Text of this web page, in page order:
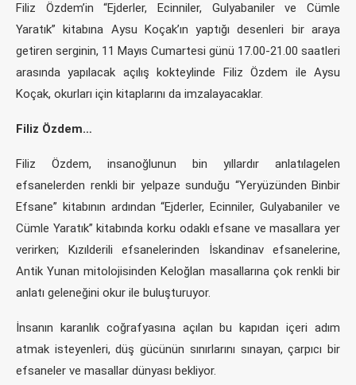
Filiz Özdem’in “Ejderler, Ecinniler, Gulyabaniler ve Cümle
Yaratık” kitabına Aysu Koçak’ın yaptığı desenleri bir araya
getiren serginin, 11 Mayıs Cumartesi günü 17.00-21.00 saatleri
arasında yapılacak açılış kokteylinde Filiz Özdem ile Aysu
Koçak, okurları için kitaplarını da imzalayacaklar.
Filiz Özdem…
Filiz Özdem, insanoğlunun bin yıllardır anlatılagelen
efsanelerden renkli bir yelpaze sunduğu “Yeryüzünden Binbir
Efsane” kitabının ardından “Ejderler, Ecinniler, Gulyabaniler ve
Cümle Yaratık” kitabında korku odaklı efsane ve masallara yer
verirken; Kızılderili efsanelerinden İskandinav efsanelerine,
Antik Yunan mitolojisinden Keloğlan masallarına çok renkli bir
anlatı geleneğini okur ile buluşturuyor.
İnsanın karanlık coğrafyasına açılan bu kapıdan içeri adım
atmak isteyenleri, düş gücünün sınırlarını sınayan, çarpıcı bir
efsaneler ve masallar dünyası bekliyor.